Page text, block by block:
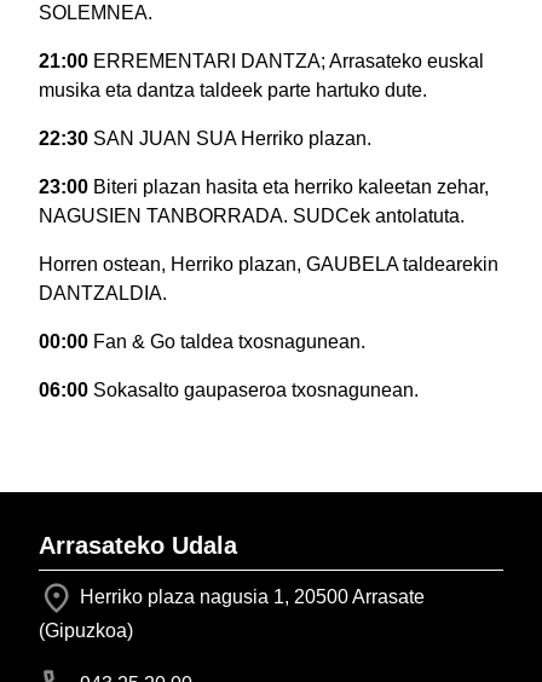
SOLEMNEA.
21:00 ERREMENTARI DANTZA; Arrasateko euskal
musika eta dantza taldeek parte hartuko dute.
22:30 SAN JUAN SUA Herriko plazan.
23:00 Biteri plazan hasita eta herriko kaleetan zehar,
NAGUSIEN TANBORRADA. SUDCek antolatuta.
Horren ostean, Herriko plazan, GAUBELA taldearekin
DANTZALDIA.
00:00 Fan & Go taldea txosnagunean.
06:00 Sokasalto gaupaseroa txosnagunean.
Arrasateko Udala
Herriko plaza nagusia 1, 20500 Arrasate
(Gipuzkoa)